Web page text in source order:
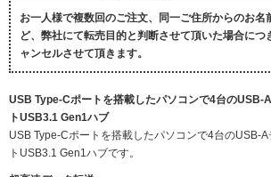
お一人様で複数回のご注文、同一ご住所からのお名
ど、弊社にて転売目的と判断させて頂いた場合につ
ャンセルさせて頂きます。
USB Type-Cポートを搭載したパソコンで4台のUSB-
トUSB3.1 Gen1ハブ
USB Type-Cポートを搭載したパソコンで4台のUSB-
トUSB3.1 Gen1ハブです。